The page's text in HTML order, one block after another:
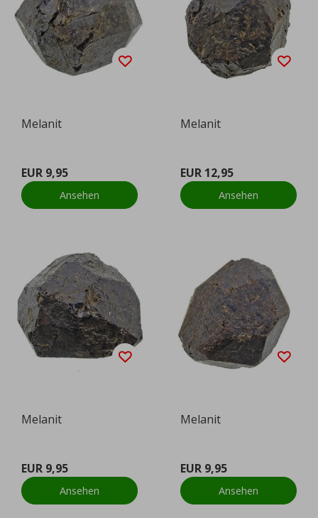
Melanit
EUR 9,95
Ansehen
Melanit
EUR 12,95
Ansehen
Melanit
EUR 9,95
Ansehen
Melanit
EUR 9,95
Ansehen